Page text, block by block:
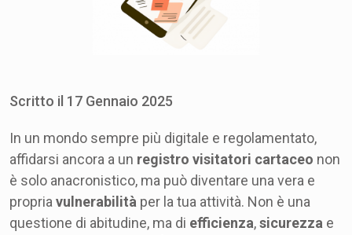
Scritto il 17 Gennaio 2025
In un mondo sempre più digitale e regolamentato,
affidarsi ancora a un registro visitatori cartaceo non
è solo anacronistico, ma può diventare una vera e
propria vulnerabilità per la tua attività. Non è una
questione di abitudine, ma di efficienza,sicurezza e